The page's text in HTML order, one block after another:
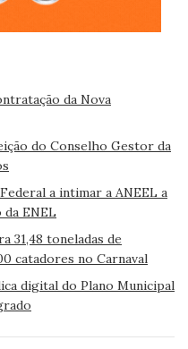
da Nova
do Conselho Gestor da
a intimar a ANEEL a
ENEL
31,48 toneladas de
catadores no Carnaval
digital do Plano Municipal